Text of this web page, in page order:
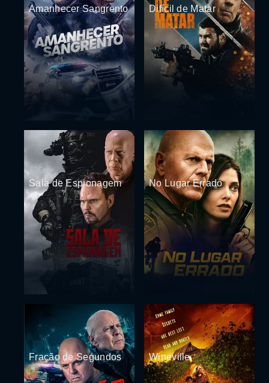
Amanhecer Sangrento Difícil de Matar
Sala de Espionagem No Lugar Errado
Fração de Segundos Wineville